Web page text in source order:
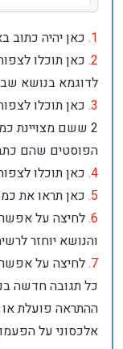
1. כאן יהיה כתוב
2. כאן תוכלו
לדוגמא בנושא
3. כאן תוכלו
2 ששם מצויינת
הפוסטים שהם
4. כאן תוכלו
5. כאן תראו את
6. לחיצה על
והנושא יוחזר
7. לחיצה על
כל תגובה חדשה
ההתראה פועלת
אלכסוני על